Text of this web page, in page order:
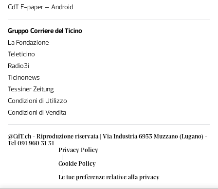
@CdT.ch - Riproduzione riservata | Via Industria 6933 Muzzano (Lugano) -
Tel 091 960 31 31
Privacy Policy
|
Cookie Policy
|
Le tue preferenze relative alla privacy
CdT E-paper – Android
Gruppo Corriere del Ticino
La Fondazione
Teleticino
Radio3i
Ticinonews
Tessiner Zeitung
Condizioni di Utilizzo
Condizioni di Vendita